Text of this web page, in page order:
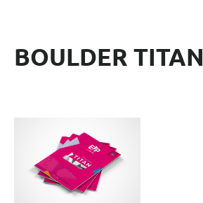
BOULDER TITAN